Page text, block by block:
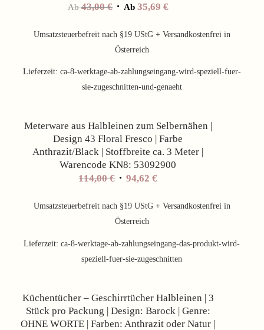
Ab43,00€ Ab 35,69 €
Umsatzsteuerbefreit nach §19 UStG + Versandkostenfrei in
Österreich
Lieferzeit: ca-8-werktage-ab-zahlungseingang-wird-speziell-fuer-
sie-zugeschnitten-und-genaeht
Meterware aus Halbleinen zum Selbernähen |
Design 43 Floral Fresco | Farbe
Anthrazit/Black | Stoffbreite ca. 3 Meter |
Warencode KN8: 53092900
114,00€ Ursprünglicher
war:
114,00 €
94,62€Aktueller
ist:
Umsatzsteuerbefreit nach §19 UStG + Versandkostenfrei in
Österreich
Lieferzeit:ca-8-werktage-ab-zahlungseingang-das-produkt-wird-
speziell-fuer-sie-zugeschnitten
Küchentücher – Geschirrtücher Halbleinen | 3
Stück pro Packung | Design: Barock | Genre:
OHNE WORTE | Farben: Anthrazit oder Natur |